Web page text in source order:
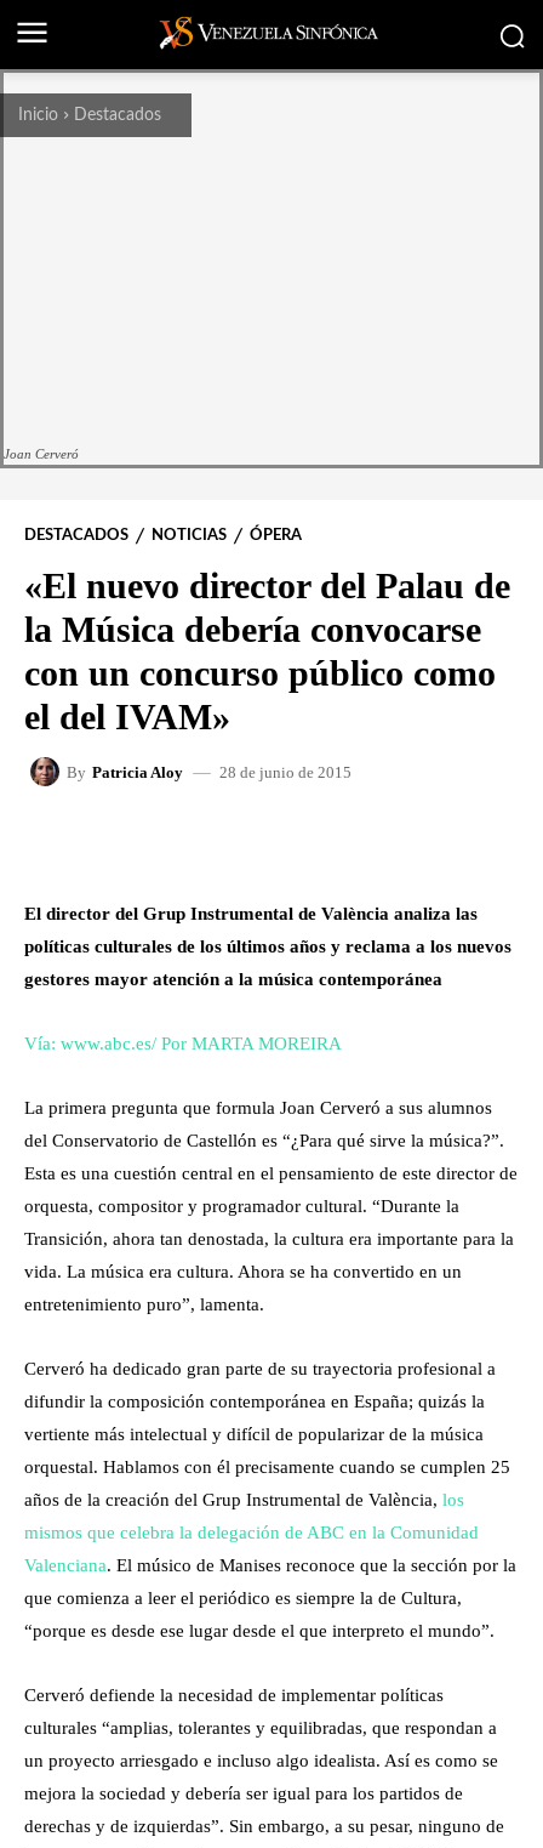
Inicio Destacados
Joan Cerveró
DESTACADOS NOTICIAS ÓPERA
«El nuevo director del Palau de
la Música debería convocarse
con un concurso público como
el del IVAM»
By Patricia Aloy 28 de junio de 2015
El director del Grup Instrumental de València analiza las
políticas culturales de los últimos años y reclama a los nuevos
gestores mayor atención a la música contemporánea
Vía: www.abc.es/ Por MARTA MOREIRA
La primera pregunta que formula Joan Cerveró a sus alumnos
del Conservatorio de Castellón es “¿Para qué sirve la música?”.
Esta es una cuestión central en el pensamiento de este director de
orquesta, compositor y programador cultural. “Durante la
Transición, ahora tan denostada, la cultura era importante para la
vida. La música era cultura. Ahora se ha convertido en un
entretenimiento puro”, lamenta.
Cerveró ha dedicado gran parte de su trayectoria profesional a
difundir la composición contemporánea en España; quizás la
vertiente más intelectual y difícil de popularizar de la música
orquestal. Hablamos con él precisamente cuando se cumplen 25
años de la creación del Grup Instrumental de València, los
mismos que celebra la delegación de ABC en la Comunidad
Valenciana. El músico de Manises reconoce que la sección por la
que comienza a leer el periódico es siempre la de Cultura,
“porque es desde ese lugar desde el que interpreto el mundo”.
Cerveró defiende la necesidad de implementar políticas
culturales “amplias, tolerantes y equilibradas, que respondan a
un proyecto arriesgado e incluso algo idealista. Así es como se
mejora la sociedad y debería ser igual para los partidos de
derechas y de izquierdas”. Sin embargo, a su pesar, ninguno de